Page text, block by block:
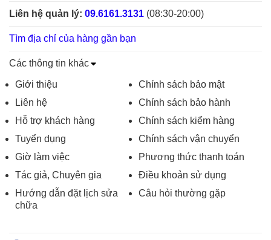
Liên hệ quản lý: 09.6161.3131 (08:30-20:00)
Tìm địa chỉ của hàng gần bạn
Các thông tin khác
Giới thiệu
Liên hệ
Hỗ trợ khách hàng
Tuyển dụng
Giờ làm việc
Tác giả, Chuyên gia
Hướng dẫn đặt lịch sửa
chữa
Chính sách bảo mật
Chính sách bảo hành
Chính sách kiểm hàng
Chính sách vận chuyển
Phương thức thanh toán
Điều khoản sử dụng
Câu hỏi thường gặp